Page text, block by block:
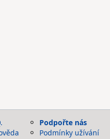
Podpořte nás
Podmínky užívání